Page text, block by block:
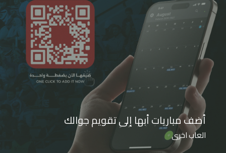
أضف مباريات أبها إلى تقويم جوالك
العاب اخرى